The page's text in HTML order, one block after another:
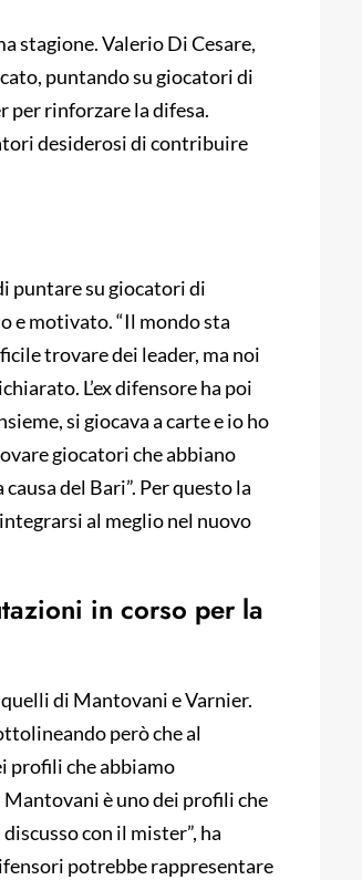
stagione. Valerio Di Cesare,
puntando su giocatori di
per rinforzare la difesa.
desiderosi di contribuire
puntare su giocatori di
e motivato. “Il mondo sta
trovare dei leader, ma noi
L’ex difensore ha poi
si giocava a carte e io ho
giocatori che abbiano
del Bari”. Per questo la
al meglio nel nuovo
in corso per la
di Mantovani e Varnier.
però che al
profili che abbiamo
è uno dei profili che
con il mister”, ha
potrebbe rappresentare